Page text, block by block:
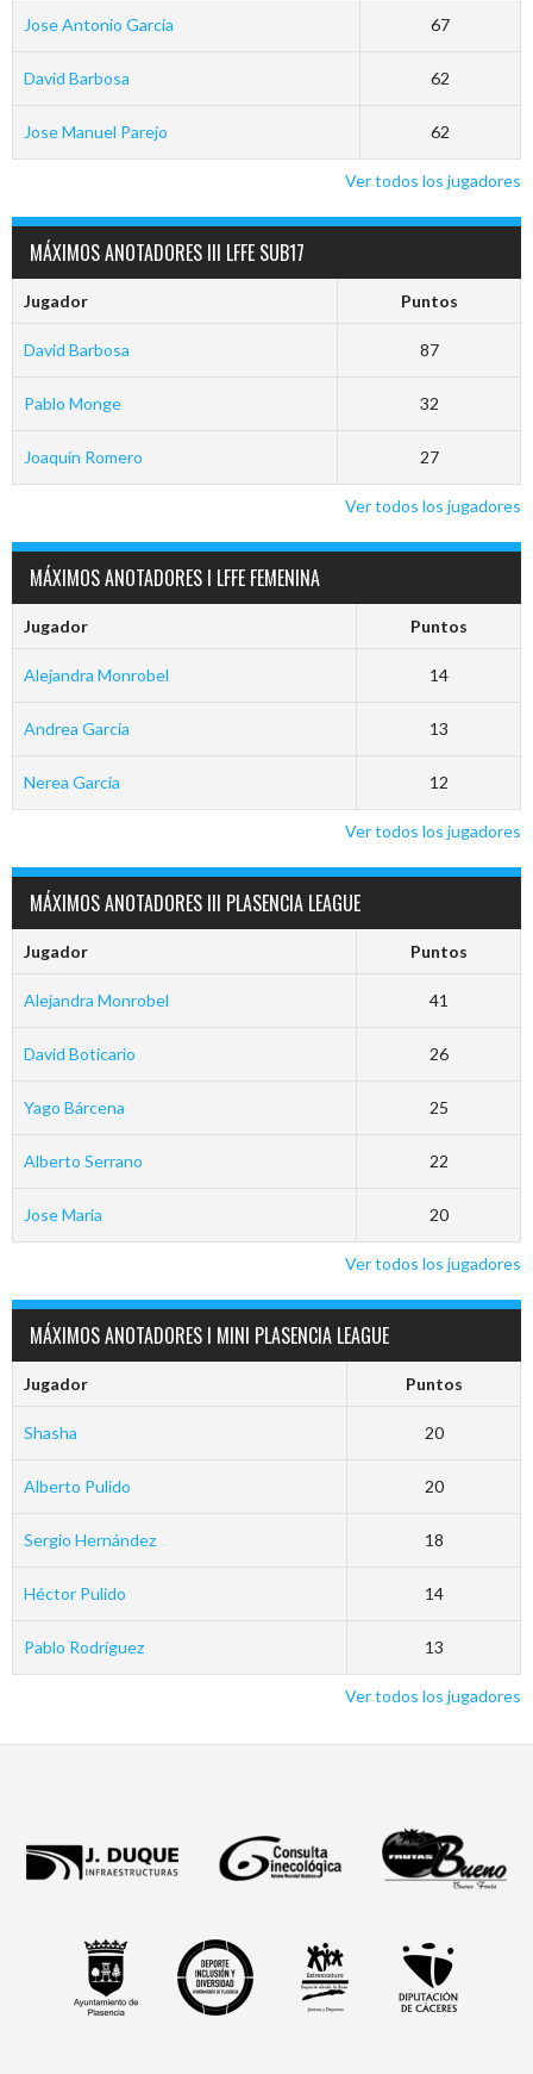
Jose Antonio García 67
David Barbosa 62
Jose Manuel Parejo 62
Ver todos los jugadores
MÁXIMOS ANOTADORES III LFFE SUB17
Jugador Puntos
David Barbosa 87
Pablo Monge 32
Joaquín Romero 27
Ver todos los jugadores
MÁXIMOS ANOTADORES I LFFE FEMENINA
Jugador Puntos
Alejandra Monrobel 14
Andrea Garcia 13
Nerea Garcia 12
Ver todos los jugadores
MÁXIMOS ANOTADORES III PLASENCIA LEAGUE
Jugador Puntos
Alejandra Monrobel 41
David Boticario 26
Yago Bárcena 25
Alberto Serrano 22
Jose Maria 20
Ver todos los jugadores
MÁXIMOS ANOTADORES I MINI PLASENCIA LEAGUE
Jugador Puntos
Shasha 20
Alberto Pulido 20
Sergio Hernández 18
Héctor Pulido 14
Pablo Rodríguez 13
Ver todos los jugadores